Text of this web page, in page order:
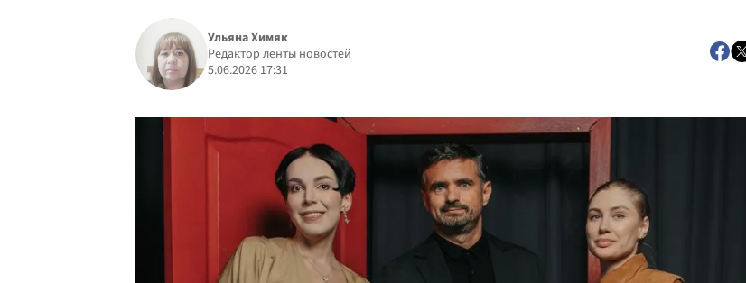
Ульяна Химяк
Редактор ленты новостей
5.06.2026 17:31